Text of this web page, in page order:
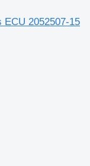
ECU 2052507-15